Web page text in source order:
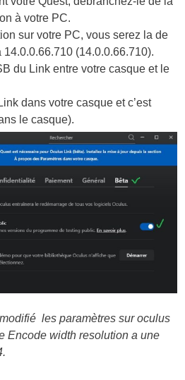
à votre PC.
sur votre PC, vous serez la de
14.0.0.66.710 (14.0.0.66.710).
du Link entre votre casque et le
dans votre casque et c’est
le casque).
les paramètres sur oculus
Encode width resolution a une